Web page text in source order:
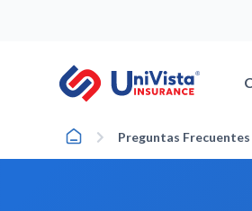
Home Preguntas Frecuentes